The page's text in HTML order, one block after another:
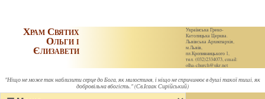
Українська Греко-
Католицька Церква.
Львівська Архиєпархія,
м.Львів,
пл.Кропивницького 1,
тел. (032)2334073, email:
olha-church@ukr.net
Храм Святих
Ольги і
Єлизавети
"Ніщо не може так наблизити серце до Бога, як милостиня, і ніщо не спричинює в душі такої тиші, як
добровільна вбогість." (Св.Ісаак Сирійський)